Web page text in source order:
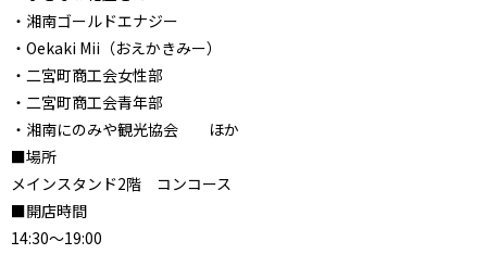
・湘南ゴールドエナジー
・Oekaki Mii（おえかきみー）
・二宮町商工会女性部
・二宮町商工会青年部
・湘南にのみや観光協会 ほか
■場所
メインスタンド2階 コンコース
■開店時間
14:30～19:00